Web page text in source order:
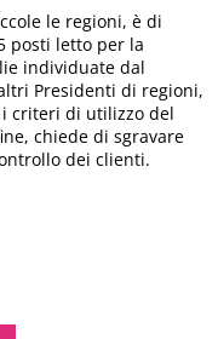
le regioni, è di
posti letto per la
individuate dal
Presidenti di regioni,
criteri di utilizzo del
chiede di sgravare
dei clienti.